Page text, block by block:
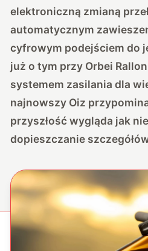
elektroniczną zmianą
automatycznym
cyfrowym podejściem do
już o tym przy Orbei
systemem zasilania dla
najnowszy Oiz
przyszłość wygląda jak
dopieszczanie